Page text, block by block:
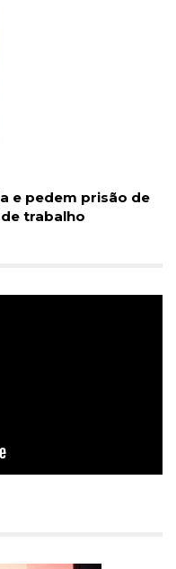
e pedem prisão de
trabalho